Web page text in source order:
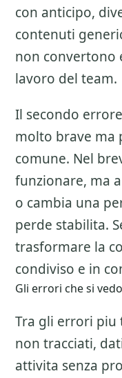
con anticipo,
contenuti
non convertono
lavoro del team.
Il secondo
molto brave ma
comune. Nel
funzionare, ma
o cambia una
perde stabilita.
trasformare la
condiviso e in
Gli errori che si
Tra gli errori piu
non tracciati,
attivita senza